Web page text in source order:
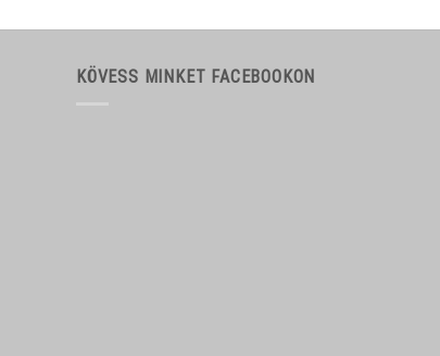
KÖVESS MINKET FACEBOOKON